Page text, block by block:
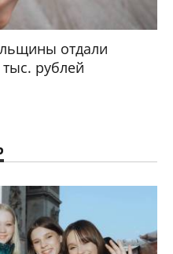
отдали
рублей